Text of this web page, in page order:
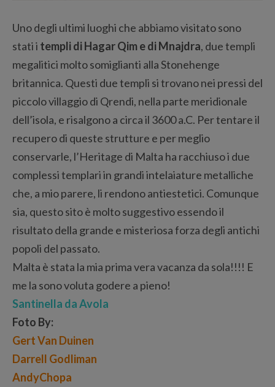
Uno degli ultimi luoghi che abbiamo visitato sono
stati i templi di Hagar Qim e di Mnajdra, due templi
megalitici molto somiglianti alla Stonehenge
britannica. Questi due templi si trovano nei pressi del
piccolo villaggio di Qrendi, nella parte meridionale
dell’isola, e risalgono a circa il 3600 a.C. Per tentare il
recupero di queste strutture e per meglio
conservarle, l’Heritage di Malta ha racchiuso i due
complessi templari in grandi intelaiature metalliche
che, a mio parere, li rendono antiestetici. Comunque
sia, questo sito è molto suggestivo essendo il
risultato della grande e misteriosa forza degli antichi
popoli del passato.
Malta è stata la mia prima vera vacanza da sola!!!! E
me la sono voluta godere a pieno!
Santinella da Avola
Foto By:
Gert Van Duinen
Darrell Godliman
AndyChopa